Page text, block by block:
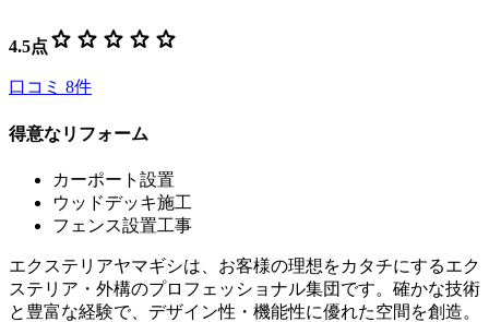
4.5点 star star star star star
口コミ 8件
得意なリフォーム
カーポート設置
ウッドデッキ施工
フェンス設置工事
エクステリアヤマギシは、お客様の理想をカタチにするエク
ステリア・外構のプロフェッショナル集団です。確かな技術
と豊富な経験で、デザイン性・機能性に優れた空間を創造。